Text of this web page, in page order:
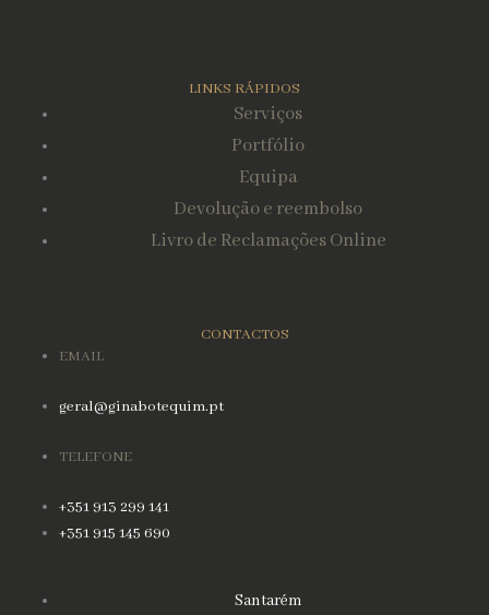
LINKS RÁPIDOS
Serviços
Portfólio
Equipa
Devolução e reembolso
Livro de Reclamações Online
CONTACTOS
EMAIL
geral@ginabotequim.pt
TELEFONE
+351 913 299 141
+351 915 145 690
Santarém